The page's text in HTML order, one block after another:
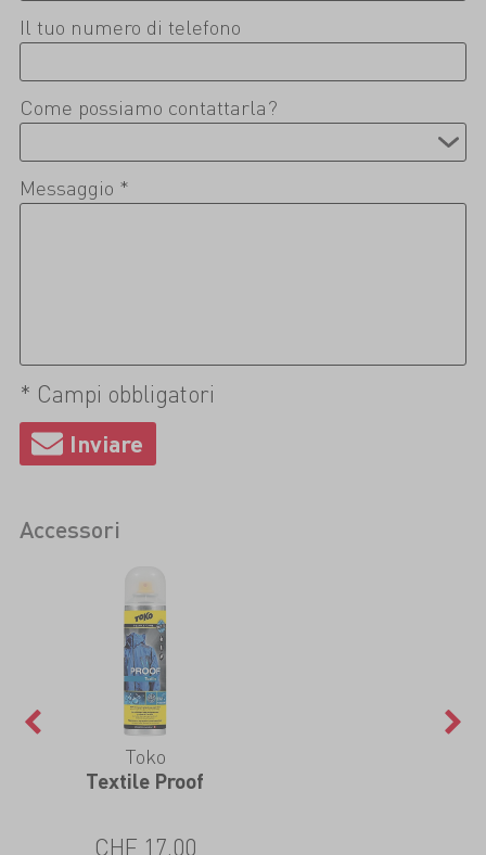
Il tuo numero di telefono
Come possiamo contattarla?
Messaggio *
* Campi obbligatori
Accessori
Toko
Textile Proof
CHF 17.00